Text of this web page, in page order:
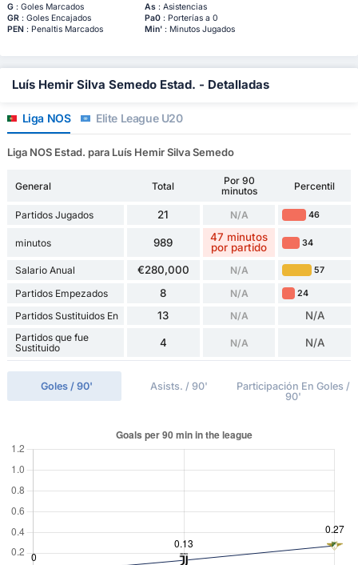
G: Goles Marcados As: Asistencias
GR: Goles Encajados Pa0: Porterías a 0
PEN: Penaltis Marcados Min': Minutos Jugados
Luís Hemir Silva Semedo Estad. - Detalladas
Liga NOS Elite League U20
Liga NOS Estad. para Luís Hemir Silva Semedo
General Total
Por 90
minutos
Percentil
Partidos Jugados 21 N/A 46
minutos 989
47 minutos
por partido
34
Salario Anual €280,000 N/A 57
Partidos Empezados 8 N/A 24
Partidos Sustituidos En 13 N/A N/A
Partidos que fue
Sustituido
4 N/A N/A
Goles / 90' Asists. / 90'
Participación En Goles /
90'